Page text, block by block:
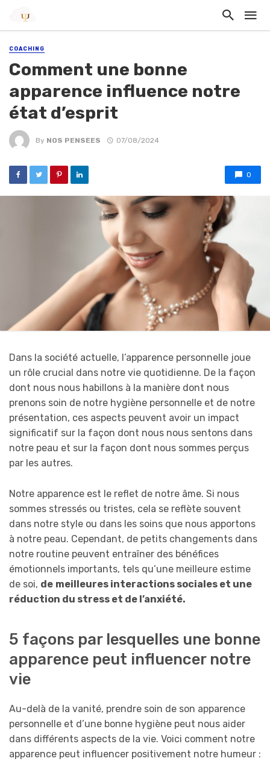
COACHING
Comment une bonne
apparence influence notre
état d’esprit
By NOS PENSEES 07/08/2024
0
Dans la société actuelle, l’apparence personnelle joue
un rôle crucial dans notre vie quotidienne. De la façon
dont nous nous habillons à la manière dont nous
prenons soin de notre hygiène personnelle et de notre
présentation, ces aspects peuvent avoir un impact
significatif sur la façon dont nous nous sentons dans
notre peau et sur la façon dont nous sommes perçus
par les autres.
Notre apparence est le reflet de notre âme. Si nous
sommes stressés ou tristes, cela se reflète souvent
dans notre style ou dans les soins que nous apportons
à notre peau. Cependant, de petits changements dans
notre routine peuvent entraîner des bénéfices
émotionnels importants, tels qu’une meilleure estime
de soi, de meilleures interactions sociales et une
réduction du stress et de l’anxiété.
5 façons par lesquelles une bonne
apparence peut influencer notre
vie
Au-delà de la vanité, prendre soin de son apparence
personnelle et d’une bonne hygiène peut nous aider
dans différents aspects de la vie. Voici comment notre
apparence peut influencer positivement notre humeur :